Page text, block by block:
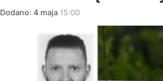
Dodano: 4 maja 15:00